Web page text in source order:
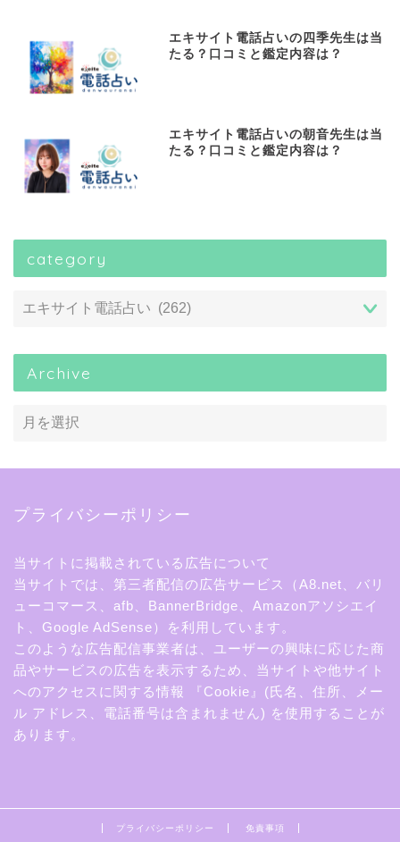
エキサイト電話占いの四季先生は当
たる？口コミと鑑定内容は？
エキサイト電話占いの朝音先生は当
たる？口コミと鑑定内容は？
category
Archive
プライバシーポリシー
当サイトに掲載されている広告について
当サイトでは、第三者配信の広告サービス（A8.net、バリ
ューコマース、afb、BannerBridge、Amazonアソシエイ
ト、Google AdSense）を利用しています。
このような広告配信事業者は、ユーザーの興味に応じた商
品やサービスの広告を表示するため、当サイトや他サイト
へのアクセスに関する情報 『Cookie』(氏名、住所、メー
ル アドレス、電話番号は含まれません) を使用することが
あります。
プライバシーポリシー 免責事項